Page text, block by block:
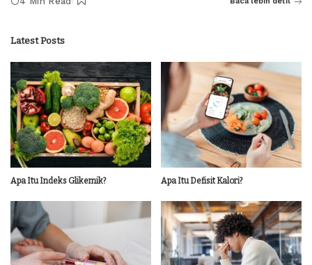
Latest Posts
Apa Itu Indeks Glikemik? Apa Itu Defisit Kalori?